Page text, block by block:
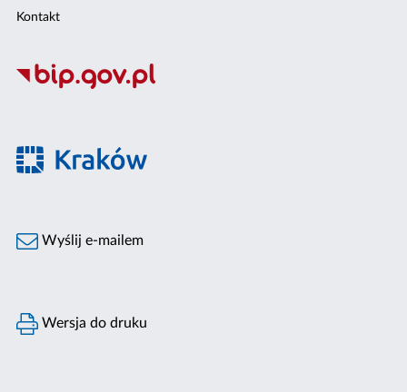
Kontakt
Wyślij e-mailem
Wersja do druku